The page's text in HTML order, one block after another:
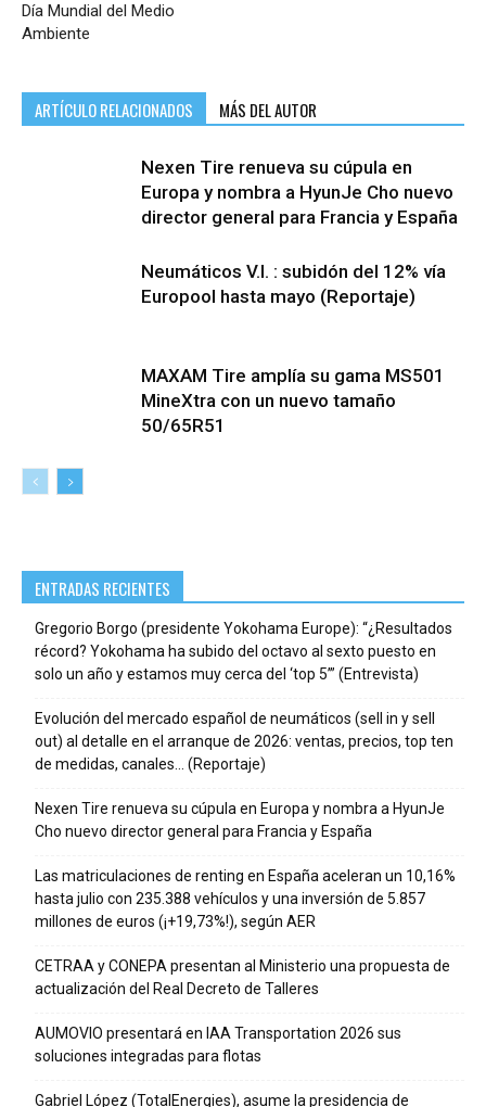
Día Mundial del Medio
Ambiente
ARTÍCULO RELACIONADOS MÁS DEL AUTOR
Nexen Tire renueva su cúpula en
Europa y nombra a HyunJe Cho nuevo
director general para Francia y España
Neumáticos V.I. : subidón del 12% vía
Europool hasta mayo (Reportaje)
MAXAM Tire amplía su gama MS501
MineXtra con un nuevo tamaño
50/65R51
ENTRADAS RECIENTES
Gregorio Borgo (presidente Yokohama Europe): “¿Resultados
récord? Yokohama ha subido del octavo al sexto puesto en
solo un año y estamos muy cerca del ‘top 5’” (Entrevista)
Evolución del mercado español de neumáticos (sell in y sell
out) al detalle en el arranque de 2026: ventas, precios, top ten
de medidas, canales… (Reportaje)
Nexen Tire renueva su cúpula en Europa y nombra a HyunJe
Cho nuevo director general para Francia y España
Las matriculaciones de renting en España aceleran un 10,16%
hasta julio con 235.388 vehículos y una inversión de 5.857
millones de euros (¡+19,73%!), según AER
CETRAA y CONEPA presentan al Ministerio una propuesta de
actualización del Real Decreto de Talleres
AUMOVIO presentará en IAA Transportation 2026 sus
soluciones integradas para flotas
Gabriel López (TotalEnergies), asume la presidencia de